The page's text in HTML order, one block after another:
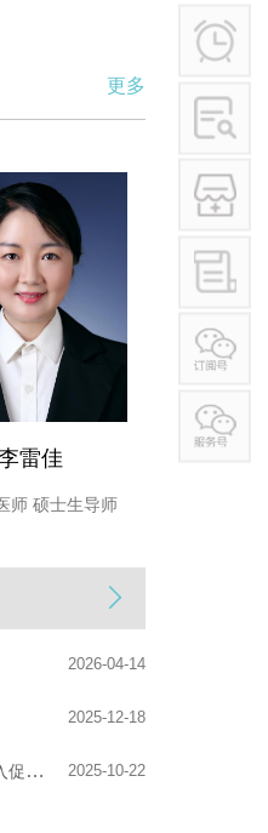
肝病的系统诊治体
与临床诊治经验，
的带领下，中心已
酒精肝疾病的学
更多
雷佳
师 硕士生导师
2026-04-14
2025-12-18
2025-10-22
Journal of Hepatology | 中山三院吴斌教授团队发现长期酒精摄入促进乙肝相关性肝癌的关键代谢机制